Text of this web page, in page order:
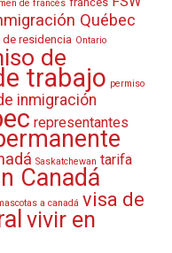
de francés
Québec
residencia Ontario
de
trabajo permiso
inmigración
representantes
Saskatchewan tarifa
Canadá
a canadá visa de
vivir en